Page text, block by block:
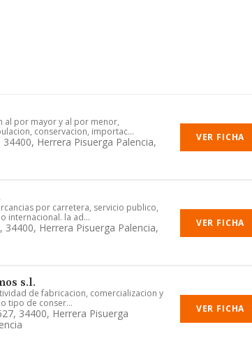
al por mayor y al por menor,
conservacion, importac...
34400, Herrera Pisuerga Palencia,
VER FICHA
por carretera, servicio publico,
internacional. la ad...
34400, Herrera Pisuerga Palencia,
VER FICHA
s.l.
de fabricacion, comercializacion y
tipo de conser...
34400, Herrera Pisuerga
VER FICHA